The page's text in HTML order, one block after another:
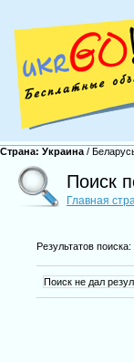
Страна: Украина /
Поиск
Главная
Результатов поиска:
Поиск не дал